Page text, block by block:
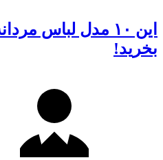
این ۱۰ مدل لباس
بخرید!